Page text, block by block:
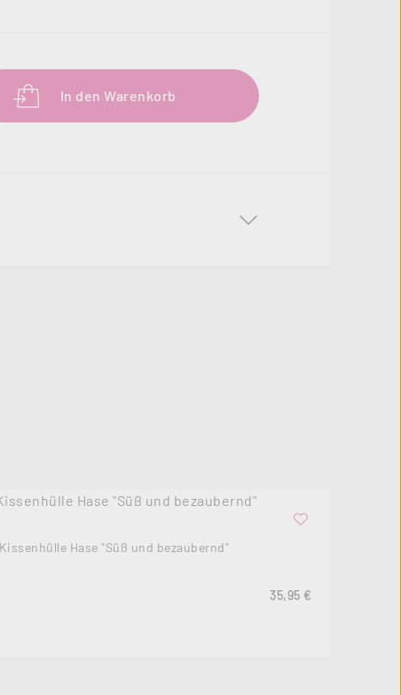
den gewünschten Wert ein oder
In den Warenkorb
Kissenhülle Hase "Süß und bezaubernd"
Regulärer Preis:
35,95 €